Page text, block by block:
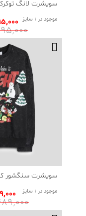
سویشرت لانگ
موجود در 1 سایز
1٬695٬000
سویشرت سنگشور
موجود در 1 سایز
1٬489٬000